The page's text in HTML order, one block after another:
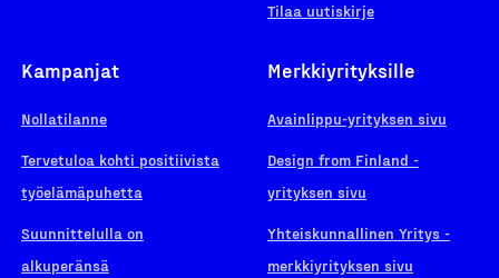
Tilaa uutiskirje
Kampanjat
Nollatilanne
Tervetuloa kohti positiivista
työelämäpuhetta
Suunnittelulla on
alkuperänsä
Merkkiyrityksille
Avainlippu-yrityksen sivu
Design from Finland -
yrityksen sivu
Yhteiskunnallinen Yritys -
merkkiyrityksen sivu